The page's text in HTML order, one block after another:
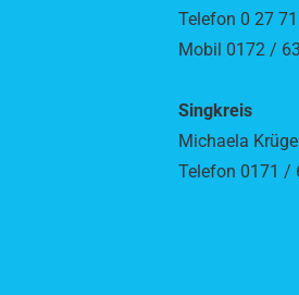
Telefon 0 27
Mobil 0172 /
Singkreis
Michaela
Telefon 0171 /